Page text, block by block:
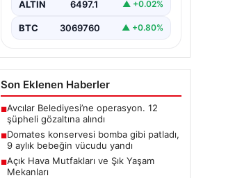
“content”: “…
ALTIN 6497.1 ▲ +0.02%
BTC 3069760 ▲ +0.80%
Son Eklenen Haberler
■Avcılar Belediyesi’ne operasyon. 12
şüpheli gözaltına alındı
■Domates konservesi bomba gibi patladı,
9 aylık bebeğin vücudu yandı
■Açık Hava Mutfakları ve Şık Yaşam
Mekanları